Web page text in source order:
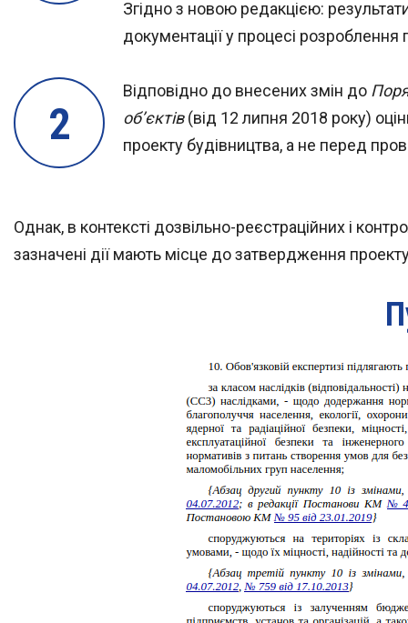
Згідно з новою редакцією:
документації у процесі розроблення
Відповідно до внесених змін до
об’єктів(від 12 липня 2018 року)
проекту будівництва, а не перед
Однак, в контексті дозвільно-реєстраційних і
зазначені дії мають місце до затвердження